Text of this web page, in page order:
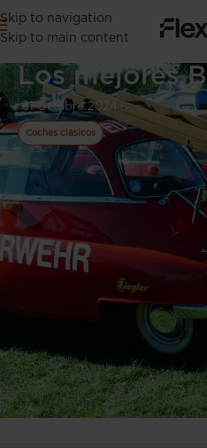
Skip to navigation
Skip to main content
Los mejores
31 Octubre 2024
Coches clásicos